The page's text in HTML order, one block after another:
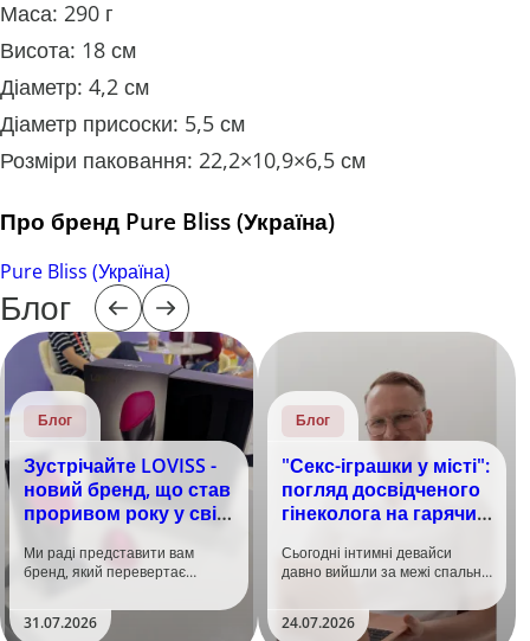
Маса: 290 г
Висота: 18 см
Діаметр: 4,2 см
Діаметр присоски: 5,5 см
Розміри паковання: 22,2×10,9×6,5 см
Про бренд Pure Bliss (Україна)
Pure Bliss (Україна)
Блог
Блог
Зустрічайте LOVISS -
новий бренд, що став
проривом року у світі
Ми раді представити вам
бренд, який перевертає
та вже встиг стати сенсацією
на міжнародній виставці API
31.07.2026
Блог
"Секс-іграшки у місті":
погляд досвідченого
гінеколога на гарячий
Сьогодні інтимні девайси
давно вийшли за межі спальні.
безшумні моторчики та
стильний дизайн перетворили
24.07.2026